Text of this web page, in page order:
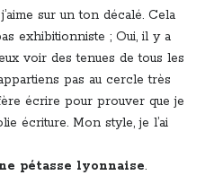
sur un ton décalé. Cela
exhibitionniste ; Oui, il y a
voir des tenues de tous les
pas au cercle très
écrire pour prouver que je
écriture. Mon style, je l’ai
pétasse lyonnaise.